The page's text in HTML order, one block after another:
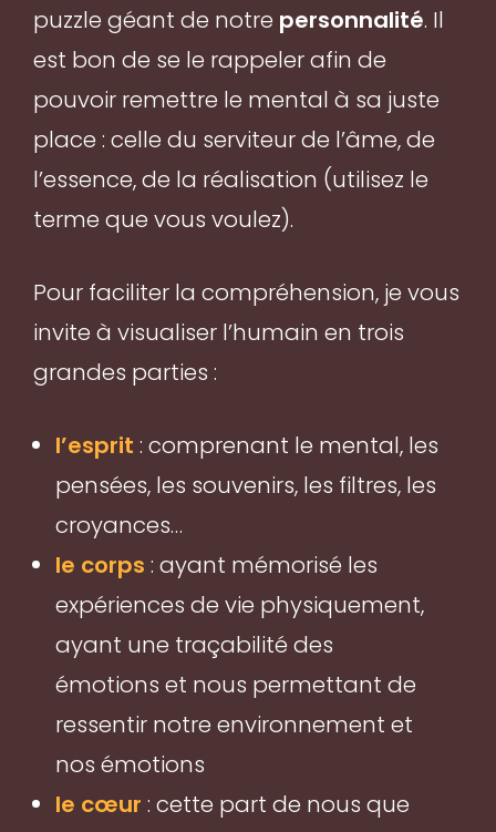
puzzle géant de notre personnalité. Il
est bon de se le rappeler afin de
pouvoir remettre le mental à sa juste
place : celle du serviteur de l’âme, de
l’essence, de la réalisation (utilisez le
terme que vous voulez).
Pour faciliter la compréhension, je vous
invite à visualiser l’humain en trois
grandes parties :
l’esprit : comprenant le mental, les
pensées, les souvenirs, les filtres, les
croyances…
le corps : ayant mémorisé les
expériences de vie physiquement,
ayant une traçabilité des
émotions et nous permettant de
ressentir notre environnement et
nos émotions
le cœur : cette part de nous que